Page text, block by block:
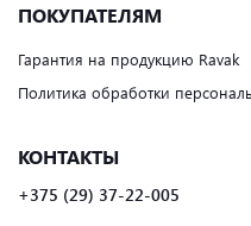
ПОКУПАТЕЛЯМ
Гарантия на продукцию Ravak
Политика обработки
КОНТАКТЫ
+375 (29) 37-22-005